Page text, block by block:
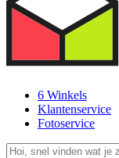
6 Winkels
Klantenservice
Fotoservice